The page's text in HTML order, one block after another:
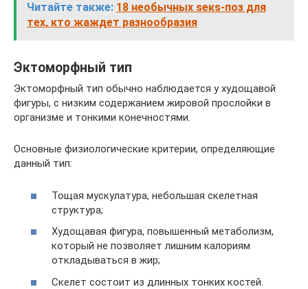
Читайте также: 18 необычных sекs-поз для
тех, кто жаждет разнообразия
Эктоморфный тип
Эктоморфный тип обычно наблюдается у худощавой
фигуры, с низким содержанием жировой прослойки в
организме и тонкими конечностями.
Основные физиологические критерии, определяющие
данный тип:
Тощая мускулатура, небольшая скелетная
структура;
Худощавая фигура, повышенный метаболизм,
который не позволяет лишним калориям
откладываться в жир;
Скелет состоит из длинных тонких костей.